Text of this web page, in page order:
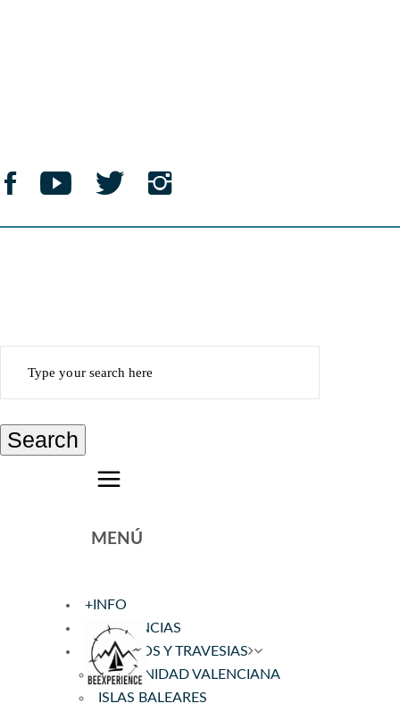
Search
MENÚ
+INFO
EXPERIENCIAS
CRUCEROS Y TRAVESIAS
COMUNIDAD VALENCIANA
ISLAS BALEARES